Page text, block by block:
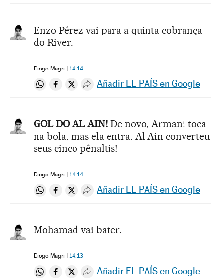
Enzo Pérez vai para a quinta cobrança
do River.
Diogo Magri 14:14
Compartir en Whatsapp
Compartir en Facebook
Compartir en Twitter
Desplegar Redes Sociales
Añadir EL PAÍS en Google
GOL DO AL AIN! De novo, Armani toca
na bola, mas ela entra. Al Ain converteu
seus cinco pênaltis!
Diogo Magri 14:14
Compartir en Whatsapp
Compartir en Facebook
Compartir en Twitter
Desplegar Redes Sociales
Añadir EL PAÍS en Google
Mohamad vai bater.
Diogo Magri 14:13
Compartir en Whatsapp
Compartir en Facebook
Compartir en Twitter
Desplegar Redes Sociales
Añadir EL PAÍS en Google